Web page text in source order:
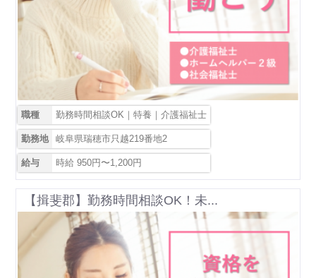
職種 勤務時間相談OK｜特養｜介護福祉士
勤務地 岐阜県瑞穂市只越219番地2
給与 時給 950円〜1,200円
【揖斐郡】勤務時間相談OK！未...